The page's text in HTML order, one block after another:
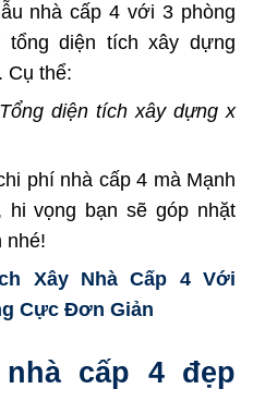
nhà cấp 4 với 3 phòng
tổng diện tích xây dựng
Cụ thể:
diện tích xây dựng x
phí nhà cấp 4 mà Mạnh
vọng bạn sẽ góp nhặt
nhé!
Xây Nhà Cấp 4 Với
Cực Đơn Giản
cấp 4 đẹp